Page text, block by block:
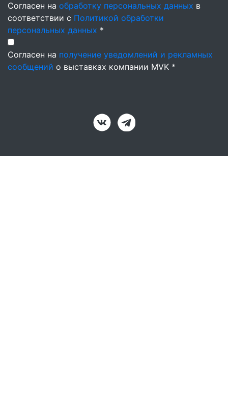
Согласен на обработку персональных данных в
соответствии с Политикой обработки
персональных данных *
Согласен на получение уведомлений и рекламных
сообщений о выставках компании MVK *